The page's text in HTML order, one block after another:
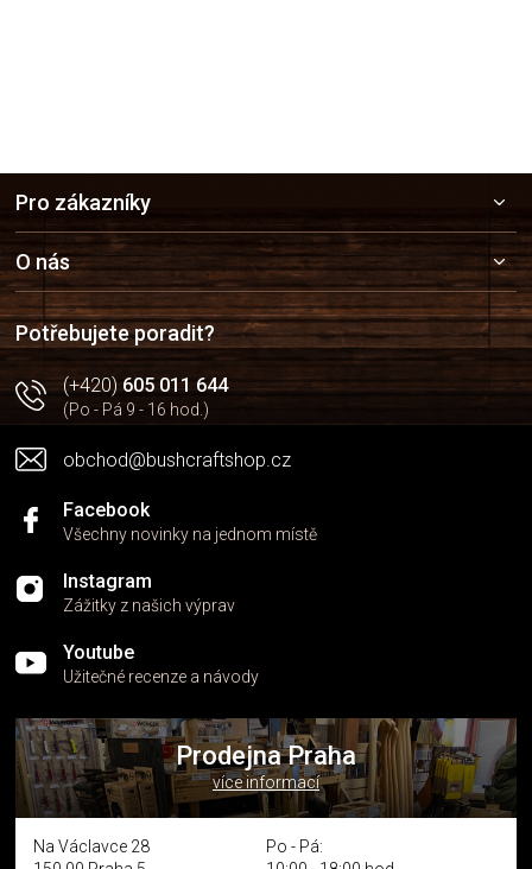
a
t
í
Pro zákazníky
O nás
Potřebujete poradit?
(+420)605 011 644
(Po - Pá 9 - 16 hod.)
obchod@bushcraftshop.cz
Facebook
Všechny novinky na jednom místě
Instagram
Zážitky z našich výprav
Youtube
Užitečné recenze a návody
Prodejna Praha
více informací
Na Václavce 28
Po - Pá: